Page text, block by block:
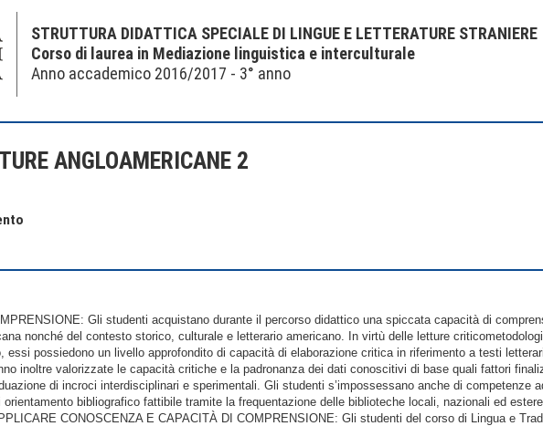
STRUTTURA DIDATTICA SPECIALE DI LINGUE E LETTERATURE STRANIERE
Corso di laurea in Mediazione linguistica e interculturale
Anno accademico 2016/2017 - 3° anno
ANGLOAMERICANE 2
Gli studenti acquistano durante il percorso didattico una spiccata capacità di
nonché del contesto storico, culturale e letterario americano. In virtù delle letture
essi possiedono un livello approfondito di capacità di elaborazione critica in riferimento a testi
inoltre valorizzate le capacità critiche e la padronanza dei dati conoscitivi di base quali fattori
di incroci interdisciplinari e sperimentali. Gli studenti s’impossessano anche di competenze
bibliografico fattibile tramite la frequentazione delle biblioteche locali, nazionali ed
CONOSCENZA E CAPACITÀ DI COMPRENSIONE: Gli studenti del corso di Lingua e